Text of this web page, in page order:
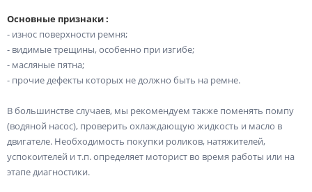
Основные признаки :
- износ поверхности ремня;
- видимые трещины, особенно при изгибе;
- масляные пятна;
- прочие дефекты которых не должно быть на ремне.
В большинстве случаев, мы рекомендуем также поменять помпу
(водяной насос), проверить охлаждающую жидкость и масло в
двигателе. Необходимость покупки роликов, натяжителей,
успокоителей и т.п. определяет моторист во время работы или на
этапе диагностики.